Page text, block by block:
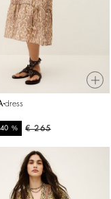
dress
€ 265
40%